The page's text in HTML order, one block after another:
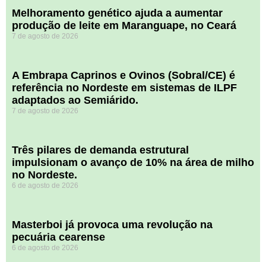
Melhoramento genético ajuda a aumentar
produção de leite em Maranguape, no Ceará
7 de agosto de 2026
A Embrapa Caprinos e Ovinos (Sobral/CE) é
referência no Nordeste em sistemas de ILPF
adaptados ao Semiárido.
7 de agosto de 2026
​Três pilares de demanda estrutural
impulsionam o avanço de 10% na área de milho
no Nordeste.
6 de agosto de 2026
Masterboi já provoca uma revolução na
pecuária cearense
6 de agosto de 2026